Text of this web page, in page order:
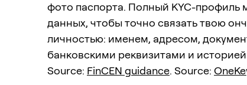
фото паспорта. Полный KYC-профиль
данных, чтобы точно связать твою
личностью: именем, адресом,
банковскими реквизитами и
Source: FinCEN guidance. Source: